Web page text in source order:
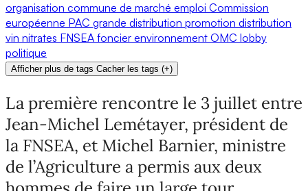
organisation commune de marché emploi Commission
européenne PAC grande distribution promotion distribution
vin nitrates FNSEA foncier environnement OMC lobby
politique
Afficher plus de tags Cacher les tags (+)
La première rencontre le 3 juillet entre
Jean-Michel Lemétayer, président de
la FNSEA, et Michel Barnier, ministre
de l’Agriculture a permis aux deux